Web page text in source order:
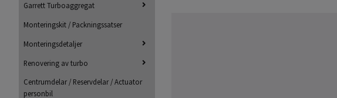
Garrett Turboaggregat
Monteringskit / Packningssatser
Monteringsdetaljer
Renovering av turbo
Centrumdelar / Reservdelar / Actuator
personbil